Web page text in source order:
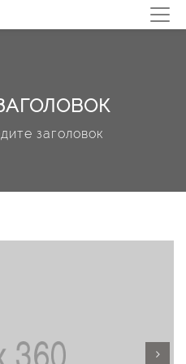
заголовок